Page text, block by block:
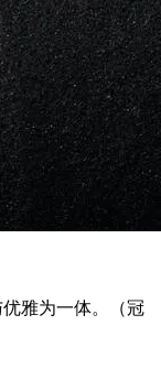
优雅为一体。（冠